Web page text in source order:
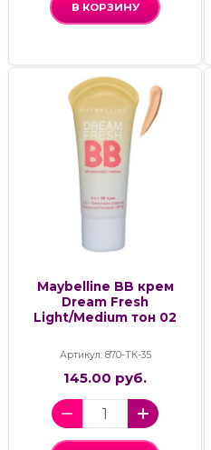
В КОРЗИНУ
Maybelline BB крем
Dream Fresh
Light/Medium тон 02
Артикул: 870-ТК-35
145.00 руб.